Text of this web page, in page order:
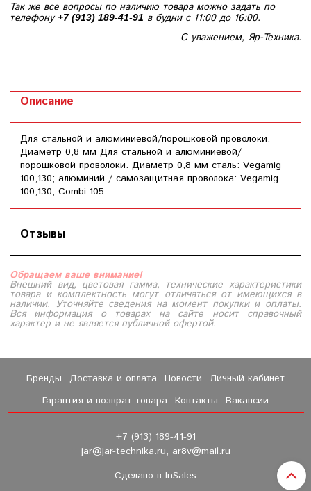
Так же все вопросы по наличию товара можно задать по
телефону+7 (913) 189-41-91 в будни с 11:00 до 16:00.
С уважением, Яр-Техника.
Описание
Для стальной и алюминиевой/порошковой проволоки.
Диаметр 0,8 мм Для стальной и алюминиевой/
порошковой проволоки. Диаметр 0,8 мм сталь: Vegamig
100,130; алюминий / самозащитная проволока: Vegamig
100,130, Combi 105
Отзывы
Обращаем ваше внимание!
Внешний вид, цветовая гамма, технические характеристики
товара и комплектность могут отличаться от имеющихся в
наличии. Уточняйте сведения на момент покупки и оплаты.
Вся информация о товарах на сайте носит справочный
характер и не является публичной офертой.
Бренды Доставка и оплата Новости
Личный кабинет
Гарантия и возврат товара Контакты Вакансии
+7 (913) 189-41-91
jar@jar-technika.ru, ar8v@mail.ru
Сделано в InSales